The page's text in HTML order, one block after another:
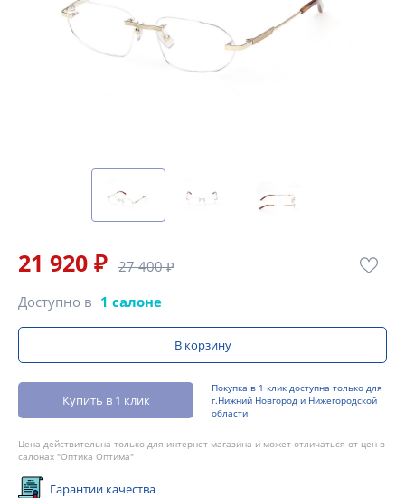
21 920 ₽ 27 400 ₽
Доступно в 1 салоне
В корзину
Купить в 1 клик
Покупка в 1 клик доступна только для
г.Нижний Новгород и Нижегородской
области
Цена действительна только для интернет-магазина и может отличаться от цен в
салонах "Оптика Оптима"
Гарантии качества